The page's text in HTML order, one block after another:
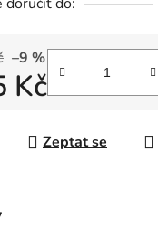
–9 %
Kč
Zeptat se